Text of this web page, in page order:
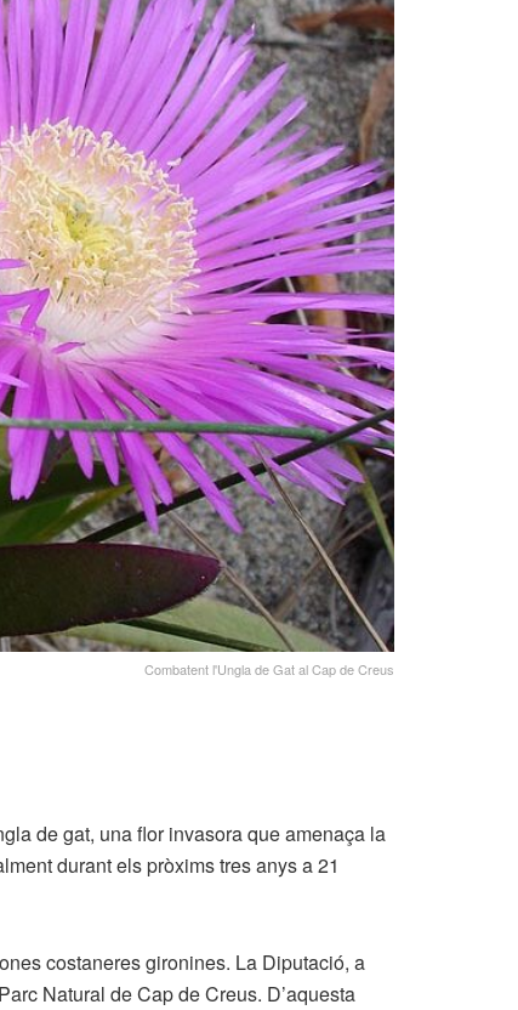
Combatent l'Ungla de Gat al Cap de Creus
de gat, una flor invasora que amenaça la
durant els pròxims tres anys a 21
costaneres gironines. La Diputació, a
Natural de Cap de Creus. D’aquesta